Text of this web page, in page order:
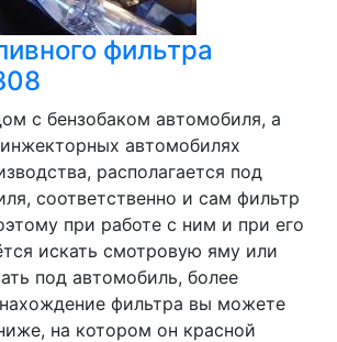
фильтра
с бензобаком автомобиля, а
автомобилях
располагается под
соответственно и сам фильтр
при работе с ним и при его
искать смотровую яму или
под автомобиль, более
фильтра вы можете
на котором он красной